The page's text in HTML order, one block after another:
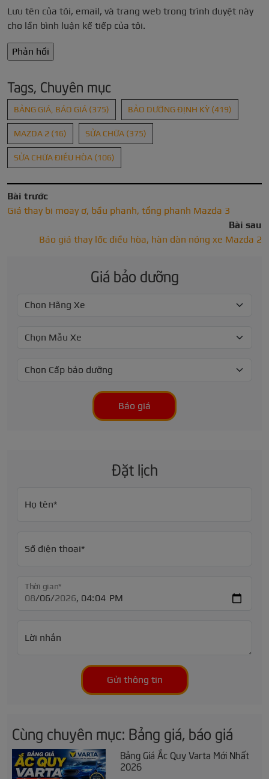
Lưu tên của tôi, email, và trang web trong trình duyệt này
cho lần bình luận kế tiếp của tôi.
Tags, Chuyên mục
BẢNG GIÁ, BÁO GIÁ (375) BẢO DƯỠNG ĐỊNH KỲ (419)
MAZDA 2 (16) SỬA CHỮA (375)
SỬA CHỮA ĐIỀU HÒA (106)
Bài trước
Giá thay bi moay ơ, bầu phanh, tổng phanh Mazda 3
Bài sau
Báo giá thay lốc điều hòa, hàn dàn nóng xe Mazda 2
Giá bảo dưỡng
Báo giá
Đặt lịch
Họ tên*
Số điện thoại*
Thời gian*
Lời nhắn
Gửi thông tin
Cùng chuyên mục: Bảng giá, báo giá
Bảng Giá Ắc Quy Varta Mới Nhất
2026